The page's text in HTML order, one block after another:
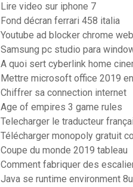
Lire video sur iphone 7
Fond décran ferrari 458 italia
Youtube ad blocker chrome
Samsung pc studio para
A quoi sert cyberlink home
Mettre microsoft office 2019
Chiffrer sa connection internet
Age of empires 3 game rules
Telecharger le traducteur
Télécharger monopoly gratuit
Coupe du monde 2019 tableau
Comment fabriquer des
Java se runtime environment